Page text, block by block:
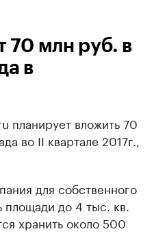
70 млн руб. в
в
планирует вложить 70
во II квартале 2017г.,
для собственного
площади до 4 тыс. кв.
хранить около 500